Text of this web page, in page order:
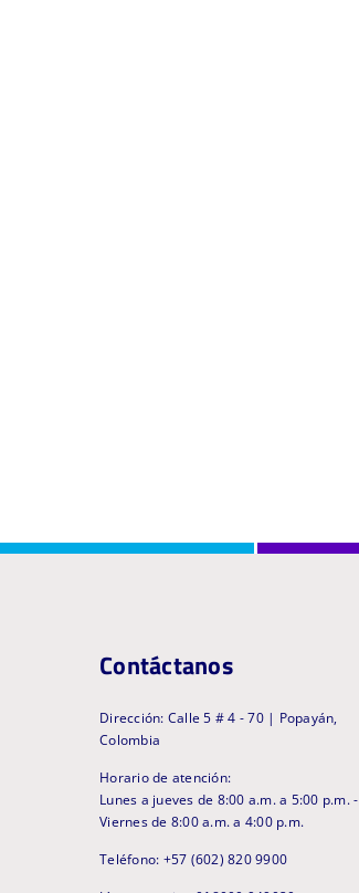
Contáctanos
Dirección: Calle 5 # 4 - 70 | Popayán,
Colombia
Horario de atención:
Lunes a jueves de 8:00 a.m. a 5:00 p.m. -
Viernes de 8:00 a.m. a 4:00 p.m.
Teléfono: +57 (602) 820 9900